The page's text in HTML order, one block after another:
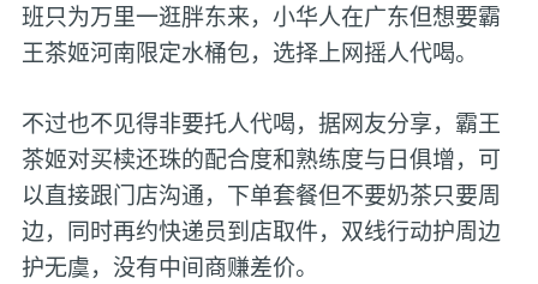
班只为万里一逛胖东来，小华人在广东但想要霸
王茶姬河南限定水桶包，选择上网摇人代喝。
不过也不见得非要托人代喝，据网友分享，霸王
茶姬对买椟还珠的配合度和熟练度与日俱增，可
以直接跟门店沟通，下单套餐但不要奶茶只要周
边，同时再约快递员到店取件，双线行动护周边
护无虞，没有中间商赚差价。